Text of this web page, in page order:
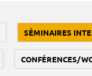
SÉMINAIRES
CONFÉRENCES/